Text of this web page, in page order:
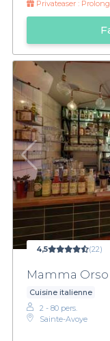
Privateaser :
4,5 (22)
Mamma Orso
Cuisine italienne
2 - 80 pers.
Sainte-Avoye